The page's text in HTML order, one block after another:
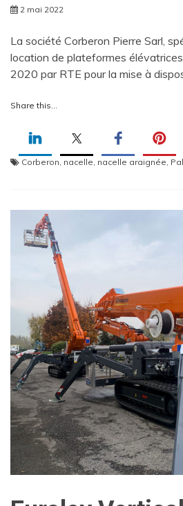
2 mai 2022
La société Corberon Pierre Sarl,
location de plateformes
2020 par RTE pour la mise à
Share this...
Corberon nacelle nacelle araignée